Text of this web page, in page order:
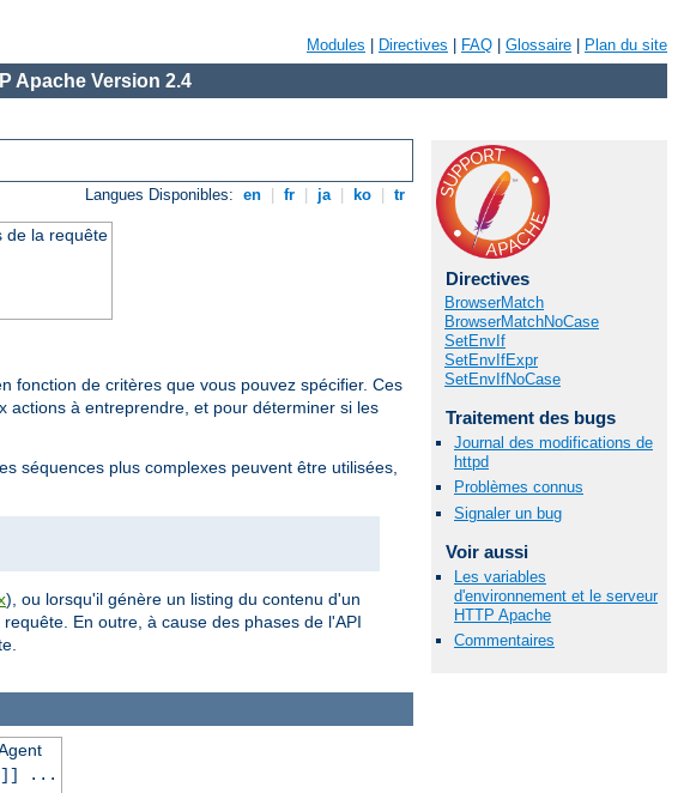
Modules Directives FAQ Glossaire Plan du site
Apache Version 2.4
Langues Disponibles: en fr ja ko tr
de la requête
fonction de critères que vous pouvez spécifier. Ces
actions à entreprendre, et pour déterminer si les
séquences plus complexes peuvent être utilisées,
), ou lorsqu'il génère un listing du contenu d'un
En outre, à cause des phases de l'API
Directives
BrowserMatch
BrowserMatchNoCase
SetEnvIf
SetEnvIfExpr
SetEnvIfNoCase
Traitement des bugs
Journal des modifications de
httpd
Problèmes connus
Signaler un bug
Voir aussi
Les variables
d'environnement et le serveur
HTTP Apache
Commentaires
]] ...